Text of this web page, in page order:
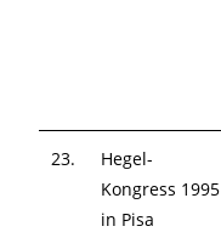
23.
Hegel-
Kongress 1995
in Pisa